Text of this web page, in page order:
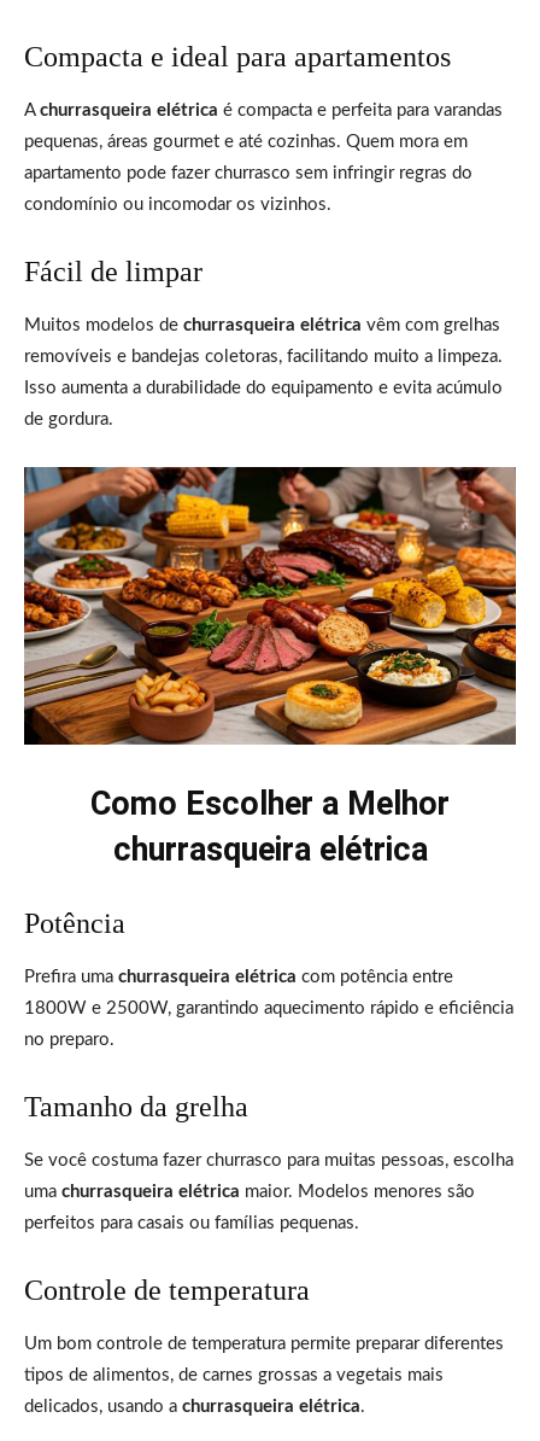
Compacta e ideal para apartamentos
A churrasqueira elétrica é compacta e perfeita para varandas
pequenas, áreas gourmet e até cozinhas. Quem mora em
apartamento pode fazer churrasco sem infringir regras do
condomínio ou incomodar os vizinhos.
Fácil de limpar
Muitos modelos de churrasqueira elétrica vêm com grelhas
removíveis e bandejas coletoras, facilitando muito a limpeza.
Isso aumenta a durabilidade do equipamento e evita acúmulo
de gordura.
Como Escolher a Melhor
churrasqueira elétrica
Potência
Prefira uma churrasqueira elétrica com potência entre
1800W e 2500W, garantindo aquecimento rápido e eficiência
no preparo.
Tamanho da grelha
Se você costuma fazer churrasco para muitas pessoas, escolha
uma churrasqueira elétrica maior. Modelos menores são
perfeitos para casais ou famílias pequenas.
Controle de temperatura
Um bom controle de temperatura permite preparar diferentes
tipos de alimentos, de carnes grossas a vegetais mais
delicados, usando a churrasqueira elétrica.